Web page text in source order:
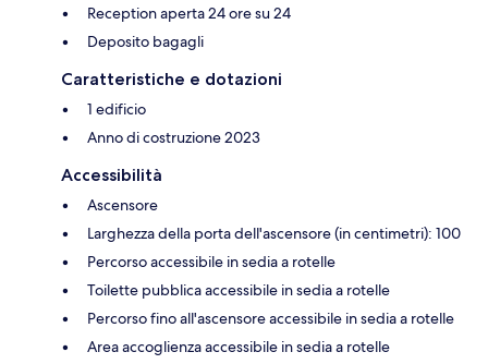
Reception aperta 24 ore su 24
Deposito bagagli
Caratteristiche e dotazioni
1 edificio
Anno di costruzione 2023
Accessibilità
Ascensore
Larghezza della porta dell'ascensore (in centimetri): 100
Percorso accessibile in sedia a rotelle
Toilette pubblica accessibile in sedia a rotelle
Percorso fino all'ascensore accessibile in sedia a rotelle
Area accoglienza accessibile in sedia a rotelle